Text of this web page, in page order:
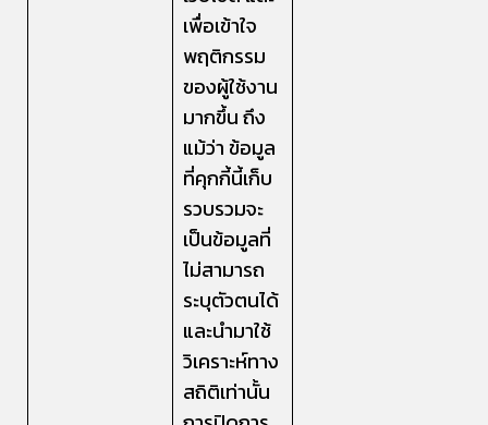
เพื่อเข้าใจ
พฤติกรรม
ของผู้ใช้งาน
มากขึ้น ถึง
แม้ว่า ข้อมูล
ที่คุกกี้นี้เก็บ
รวบรวมจะ
เป็นข้อมูลที่
ไม่สามารถ
ระบุตัวตนได้
และนำมาใช้
วิเคราะห์ทาง
สถิติเท่านั้น